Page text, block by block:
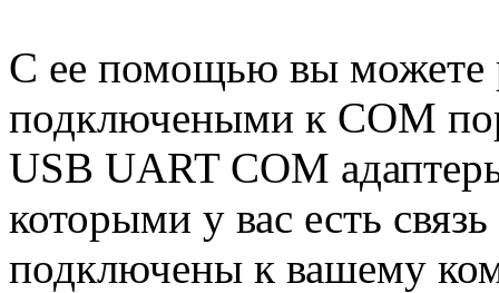
С ее помощью вы можете
подключеными к COM
USB UART COM
которыми у вас есть
подключены к вашему